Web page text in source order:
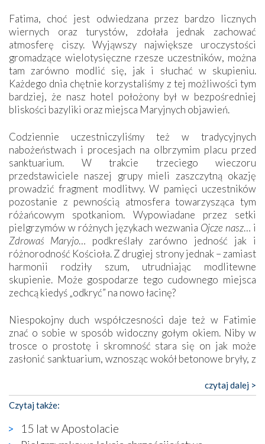
Fatima, choć jest odwiedzana przez bardzo licznych
wiernych oraz turystów, zdołała jednak zachować
atmosferę ciszy. Wyjąwszy największe uroczystości
gromadzące wielotysięczne rzesze uczestników, można
tam zarówno modlić się, jak i słuchać w skupieniu.
Każdego dnia chętnie korzystaliśmy z tej możliwości tym
bardziej, że nasz hotel położony był w bezpośredniej
bliskości bazyliki oraz miejsca Maryjnych objawień.
Codziennie uczestniczyliśmy też w tradycyjnych
nabożeństwach i procesjach na olbrzymim placu przed
sanktuarium. W trakcie trzeciego wieczoru
przedstawiciele naszej grupy mieli zaszczytną okazję
prowadzić fragment modlitwy. W pamięci uczestników
pozostanie z pewnością atmosfera towarzysząca tym
różańcowym spotkaniom. Wypowiadane przez setki
pielgrzymów w różnych językach wezwania Ojcze nasz… i
Zdrowaś Maryjo… podkreślały zarówno jedność jak i
różnorodność Kościoła. Z drugiej strony jednak – zamiast
harmonii rodziły szum, utrudniając modlitewne
skupienie. Może gospodarze tego cudownego miejsca
zechcą kiedyś „odkryć” na nowo łacinę?
Niespokojny duch współczesności daje też w Fatimie
znać o sobie w sposób widoczny gołym okiem. Niby w
trosce o prostotę i skromność stara się on jak może
zasłonić sanktuarium, wznosząc wokół betonowe bryły, z
katolickiego kultu. Tylko co wspólnego z żywą,
autentyczną wiarą mogą mieć płaskie, szare bunkry albo
kaplice, w których Tabernakulum przypomina bardziej
skrzynkę na narzędzia? Albo co powiedzieć o ustawionym
tuż przy nowej bazylice wielkim krzyżu, na którym
czytaj dalej >
Czytaj także:
15 lat w Apostolacie